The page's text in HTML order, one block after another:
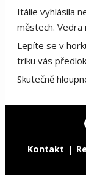
Itálie vyhlásila
městech. Vedra
Lepíte se v
triku vás
Skutečně
Kontakt